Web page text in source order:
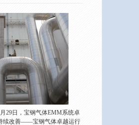
29日，宝钢气体EMM系统卓
续改善——宝钢气体卓越运行